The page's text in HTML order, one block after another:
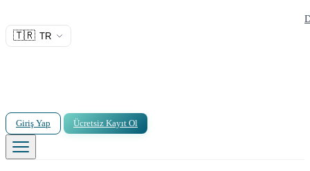
🇹🇷 TR
Giriş Yap Ücretsiz Kayıt Ol